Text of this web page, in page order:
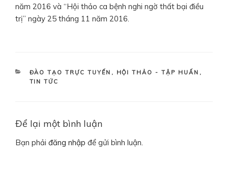
năm 2016 và “Hội thảo ca bệnh nghi ngờ thất bại điều
trị” ngày 25 tháng 11 năm 2016.
DANH
MỤC
ĐÀO TẠO TRỰC TUYẾN , HỘI THẢO - TẬP HUẤN ,
TIN TỨC
Để lại một bình luận
Bạn phải đăng nhập để gửi bình luận.